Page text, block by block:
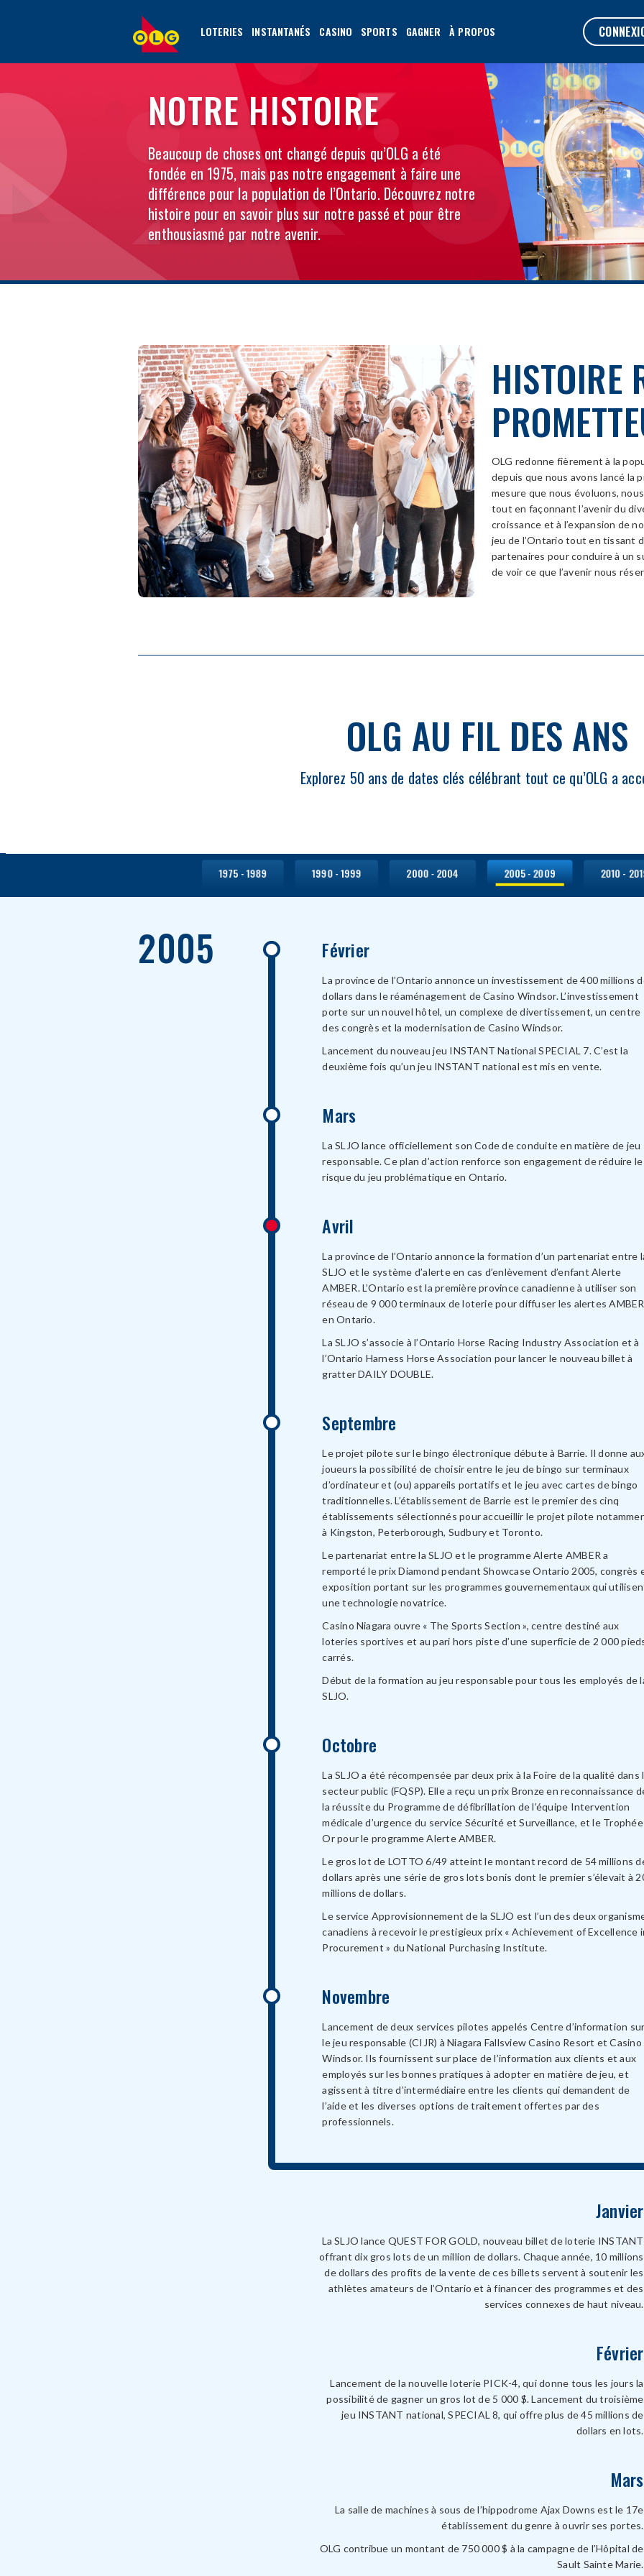
LOTERIES INSTANTANÉS CASINO SPORTS GAGNER À PROPOS
2005
–
2009
NOTRE HISTOIRE
Beaucoup de choses ont changé depuis qu’OLG a été
fondée en 1975, mais pas notre engagement à faire une
différence pour la population de l’Ontario. Découvrez notre
histoire pour en savoir plus sur notre passé et pour être
enthousiasmé par notre avenir.
HISTOIRE
OLG redonne fièrement à la
depuis que nous avons lancé la
mesure que nous évoluons,
tout en façonnant l’avenir du
croissance et à l’expansion de
jeu de l’Ontario tout en tissant
partenaires pour conduire à un
de voir ce que l’avenir nous
OLG AU FIL DES ANS
Explorez 50 ans de dates clés célébrant tout ce qu’OLG a
1975 - 1989 1990 - 1999 2000 - 2004 2005 - 2009 2010 -
2005 Février
La province de l’Ontario annonce un investissement de 400 millions
dollars dans le réaménagement de Casino Windsor. L’investissement
porte sur un nouvel hôtel, un complexe de divertissement, un centre
des congrès et la modernisation de Casino Windsor.
Lancement du nouveau jeu INSTANT National SPECIAL 7. C’est la
deuxième fois qu’un jeu INSTANT national est mis en vente.
Mars
La SLJO lance officiellement son Code de conduite en matière de jeu
responsable. Ce plan d’action renforce son engagement de réduire le
risque du jeu problématique en Ontario.
Avril
La province de l’Ontario annonce la formation d’un partenariat entre
SLJO et le système d’alerte en cas d’enlèvement d’enfant Alerte
AMBER. L’Ontario est la première province canadienne à utiliser son
réseau de 9 000 terminaux de loterie pour diffuser les alertes AMBER
en Ontario.
La SLJO s’associe à l’Ontario Horse Racing Industry Association et à
l’Ontario Harness Horse Association pour lancer le nouveau billet à
gratter DAILY DOUBLE.
Septembre
Le projet pilote sur le bingo électronique débute à Barrie. Il donne
joueurs la possibilité de choisir entre le jeu de bingo sur terminaux
d’ordinateur et (ou) appareils portatifs et le jeu avec cartes de bingo
traditionnelles. L’établissement de Barrie est le premier des cinq
établissements sélectionnés pour accueillir le projet pilote
à Kingston, Peterborough, Sudbury et Toronto.
Le partenariat entre la SLJO et le programme Alerte AMBER a
remporté le prix Diamond pendant Showcase Ontario 2005, congrès
exposition portant sur les programmes gouvernementaux qui
une technologie novatrice.
Casino Niagara ouvre « The Sports Section », centre destiné aux
loteries sportives et au pari hors piste d’une superficie de 2 000
carrés.
Début de la formation au jeu responsable pour tous les employés de
SLJO.
Octobre
La SLJO a été récompensée par deux prix à la Foire de la qualité dans
secteur public (FQSP). Elle a reçu un prix Bronze en reconnaissance
la réussite du Programme de défibrillation de l’équipe Intervention
médicale d’urgence du service Sécurité et Surveillance, et le Trophée
Or pour le programme Alerte AMBER.
Le gros lot de LOTTO 6/49 atteint le montant record de 54 millions
dollars après une série de gros lots bonis dont le premier s’élevait à
millions de dollars.
Le service Approvisionnement de la SLJO est l’un des deux
canadiens à recevoir le prestigieux prix « Achievement of Excellence
Procurement » du National Purchasing Institute.
Novembre
Lancement de deux services pilotes appelés Centre d’information
le jeu responsable (CIJR) à Niagara Fallsview Casino Resort et Casino
Windsor. Ils fournissent sur place de l’information aux clients et aux
employés sur les bonnes pratiques à adopter en matière de jeu, et
agissent à titre d’intermédiaire entre les clients qui demandent de
l’aide et les diverses options de traitement offertes par des
professionnels.
Janvier
La SLJO lance QUEST FOR GOLD, nouveau billet de loterie INSTANT
offrant dix gros lots de un million de dollars. Chaque année, 10 millions
de dollars des profits de la vente de ces billets servent à soutenir les
athlètes amateurs de l’Ontario et à financer des programmes et des
services connexes de haut niveau.
Février
Lancement de la nouvelle loterie PICK-4, qui donne tous les jours la
possibilité de gagner un gros lot de 5 000 $. Lancement du troisième
jeu INSTANT national, SPECIAL 8, qui offre plus de 45 millions de
dollars en lots.
Mars
La salle de machines à sous de l’hippodrome Ajax Downs est le 17e
établissement du genre à ouvrir ses portes.
OLG contribue un montant de 750 000 $ à la campagne de l’Hôpital de
Sault Sainte Marie.